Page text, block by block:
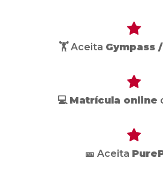
🏋️ Aceita Gympass
💻 Matrícula online
🎫 Aceita